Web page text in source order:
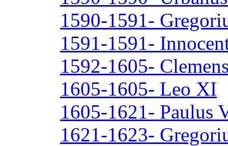
1590-1591-
1591-1591-
1592-1605-
1605-1605- Leo XI
1605-1621- Paulus
1621-1623-